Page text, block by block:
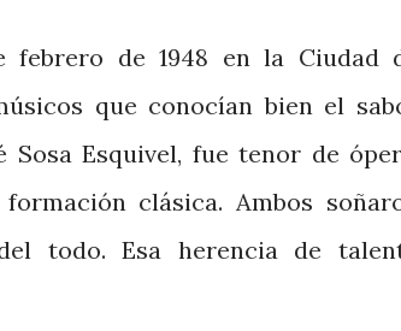
febrero de 1948 en la Ciudad
que conocían bien el
Esquivel, fue tenor de
clásica. Ambos
todo. Esa herencia de